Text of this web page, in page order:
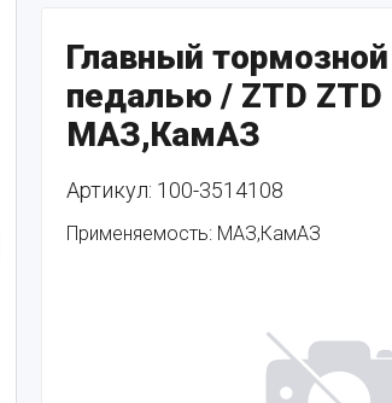
Главный тормозной
педалью / ZTD ZTD
МАЗ,КамАЗ
Артикул: 100-3514108
Применяемость: МАЗ,КамАЗ